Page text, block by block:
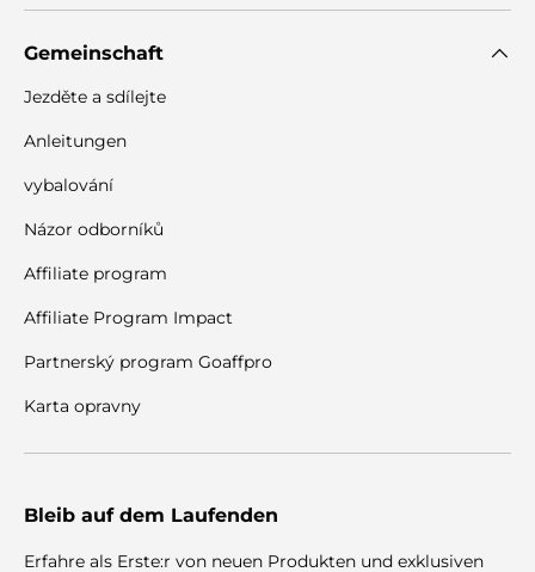
Gemeinschaft
Jezděte a sdílejte
Anleitungen
vybalování
Názor odborníků
Affiliate program
Affiliate Program Impact
Partnerský program Goaffpro
Karta opravny
Bleib auf dem Laufenden
Erfahre als Erste:r von neuen Produkten und exklusiven